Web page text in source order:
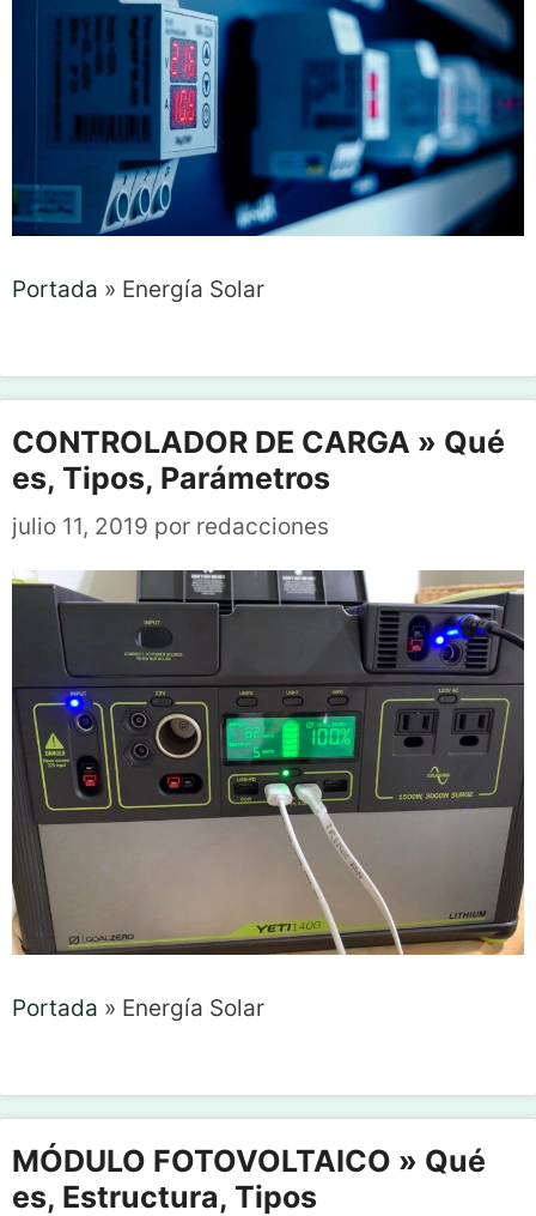
Portada » Energía Solar
CONTROLADOR DE CARGA » Qué
es, Tipos, Parámetros
julio 11, 2019 por redacciones
Portada » Energía Solar
MÓDULO FOTOVOLTAICO » Qué
es, Estructura, Tipos